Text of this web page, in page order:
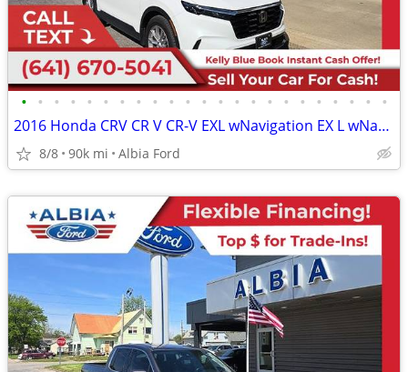
• • • • • • • • • • • • • • • • • • • • • • •
2016 Honda CRV CR V CR-V EXL wNavigation EX L wNavigation EX-L wNaviga
8/8 90k mi Albia Ford